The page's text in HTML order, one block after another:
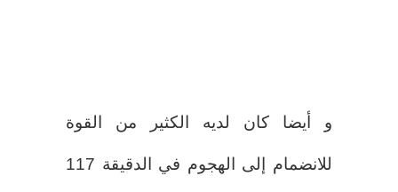
و أيضا كان لديه الكثير من القوة
للانضمام إلى الهجوم في الدقيقة 117